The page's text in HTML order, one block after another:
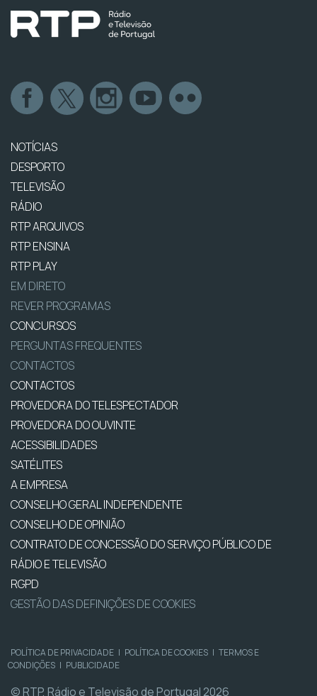
NOTÍCIAS
DESPORTO
TELEVISÃO
RÁDIO
RTP ARQUIVOS
RTP ENSINA
RTP PLAY
EM DIRETO
REVER PROGRAMAS
CONCURSOS
PERGUNTAS FREQUENTES
CONTACTOS
CONTACTOS
PROVEDORA DO TELESPECTADOR
PROVEDORA DO OUVINTE
ACESSIBILIDADES
SATÉLITES
A EMPRESA
CONSELHO GERAL INDEPENDENTE
CONSELHO DE OPINIÃO
CONTRATO DE CONCESSÃO DO SERVIÇO PÚBLICO DE
RÁDIO E TELEVISÃO
RGPD
GESTÃO DAS DEFINIÇÕES DE COOKIES
POLÍTICA DE PRIVACIDADE | POLÍTICA DE COOKIES | TERMOS E
CONDIÇÕES | PUBLICIDADE
© RTP, Rádio e Televisão de Portugal 2026